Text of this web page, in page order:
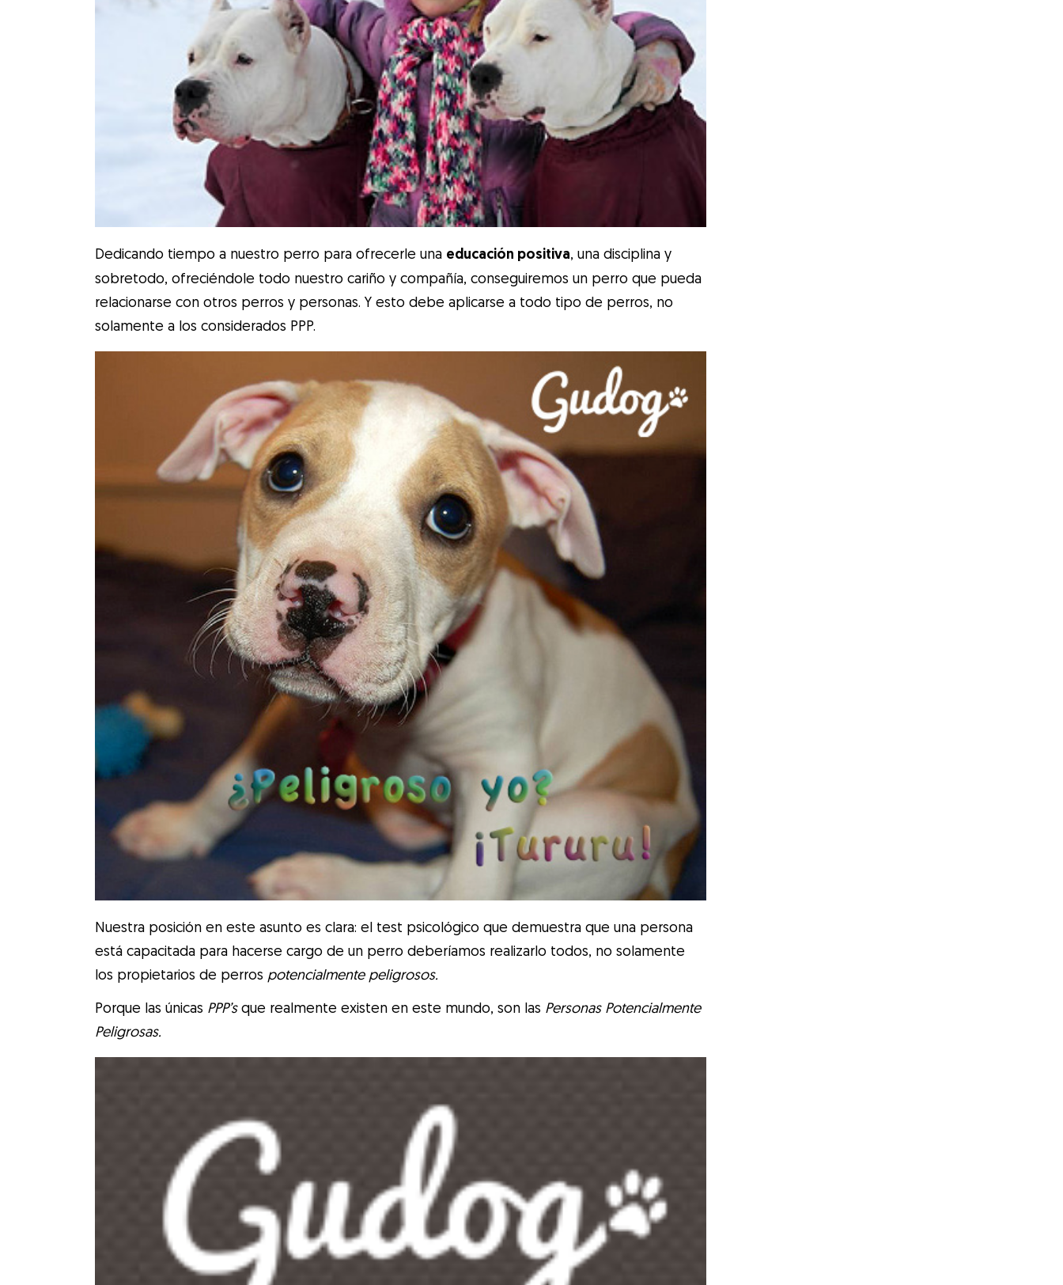
Dedicando tiempo a nuestro perro para ofrecerle una educación positiva, una disciplina y
sobretodo, ofreciéndole todo nuestro cariño y compañía, conseguiremos un perro que pueda
relacionarse con otros perros y personas. Y esto debe aplicarse a todo tipo de perros, no
solamente a los considerados PPP.
Nuestra posición en este asunto es clara: el test psicológico que demuestra que una persona
está capacitada para hacerse cargo de un perro deberíamos realizarlo todos, no solamente
los propietarios de perros potencialmente peligrosos.
Porque las únicas PPP’sque realmente existen en este mundo, son las Personas Potencialmente
Peligrosas.